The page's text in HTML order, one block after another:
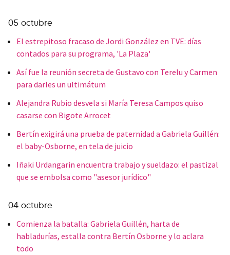
05 octubre
El estrepitoso fracaso de Jordi González en TVE: días
contados para su programa, 'La Plaza'
Así fue la reunión secreta de Gustavo con Terelu y Carmen
para darles un ultimátum
Alejandra Rubio desvela si María Teresa Campos quiso
casarse con Bigote Arrocet
Bertín exigirá una prueba de paternidad a Gabriela Guillén:
el baby-Osborne, en tela de juicio
Iñaki Urdangarin encuentra trabajo y sueldazo: el pastizal
que se embolsa como "asesor jurídico"
04 octubre
Comienza la batalla: Gabriela Guillén, harta de
habladurías, estalla contra Bertín Osborne y lo aclara
todo